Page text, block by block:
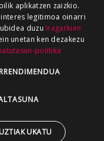
aplikatzen zaizkio.
legitimoa oinarri
duzu Iragarkien
unetan ken dezakezu
politika
UKATU